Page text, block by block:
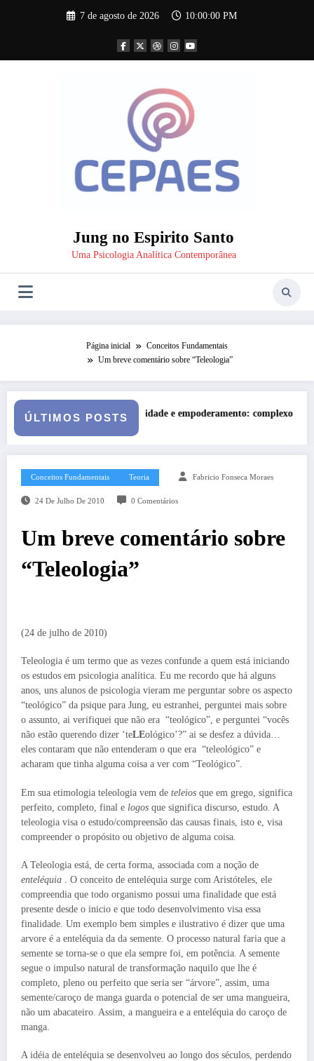
7 de agosto de 2026 10:00:01 PM
Jung no Espirito Santo
Uma Psicologia Analítica Contemporânea
Página inicial
Conceitos Fundamentais
Um breve comentário sobre “Teleologia”
ÚLTIMOS POSTS
e empoderamento: complexos culturais em um fenômeno pop
Resenha de Filme –
Conceitos Fundamentais Teoria Fabricio Fonseca Moraes
24 De Julho De 2010 0 Comentários
Um breve comentário sobre
“Teleologia”
(24 de julho de 2010)
Teleologia é um termo que as vezes confunde a quem está iniciando
os estudos em psicologia analítica. Eu me recordo que há alguns
anos, uns alunos de psicologia vieram me perguntar sobre os aspecto
“teológico” da psique para Jung, eu estranhei, perguntei mais sobre
o assunto, ai verifiquei que não era “teológico”, e perguntei “vocês
não estão querendo dizer ‘teLEológico’?” ai se desfez a dúvida…
eles contaram que não entenderam o que era “teleológico” e
acharam que tinha alguma coisa a ver com “Teológico”.
Em sua etimologia teleologia vem de teleios que em grego, significa
perfeito, completo, final e logos que significa discurso, estudo. A
teleologia visa o estudo/compreensão das causas finais, isto e, visa
compreender o propósito ou objetivo de alguma coisa.
A Teleologia está, de certa forma, associada com a noção de
enteléquia
. O conceito de enteléquia surge com Aristóteles, ele
compreendia que todo organismo possui uma finalidade que está
presente desde o inicio e que todo desenvolvimento visa essa
finalidade. Um exemplo bem simples e ilustrativo é dizer que uma
arvore é a enteléquia da da semente. O processo natural faria que a
semente se torna-se o que ela sempre foi, em potência. A semente
segue o impulso natural de transformação naquilo que lhe é
completo, pleno ou perfeito que seria ser “árvore”, assim, uma
semente/caroço de manga guarda o potencial de ser uma mangueira,
não um abacateiro. Assim, a mangueira e a enteléquia do caroço de
manga.
A idéia de enteléquia se desenvolveu ao longo dos séculos, perdendo